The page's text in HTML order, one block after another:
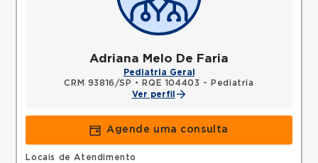
Adriana Melo De Faria
Pediatria Geral
CRM 93816/SP •
RQE 104403 - Pediatria
Ver perfil
Agende uma consulta
Locais de Atendimento